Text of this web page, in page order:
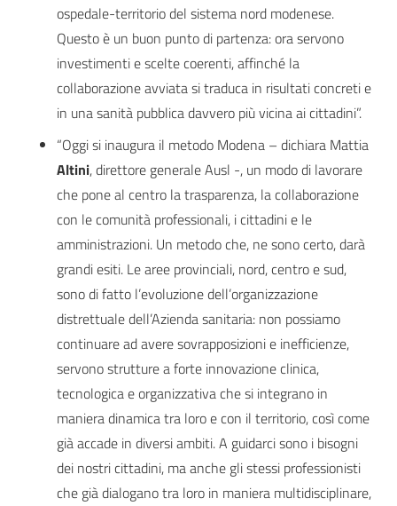
ospedale-territorio del sistema nord modenese.
Questo è un buon punto di partenza: ora servono
investimenti e scelte coerenti, affinché la
collaborazione avviata si traduca in risultati concreti e
in una sanità pubblica davvero più vicina ai cittadini”.
“Oggi si inaugura il metodo Modena – dichiara Mattia
Altini, direttore generale Ausl -, un modo di lavorare
che pone al centro la trasparenza, la collaborazione
con le comunità professionali, i cittadini e le
amministrazioni. Un metodo che, ne sono certo, darà
grandi esiti. Le aree provinciali, nord, centro e sud,
sono di fatto l’evoluzione dell’organizzazione
distrettuale dell’Azienda sanitaria: non possiamo
continuare ad avere sovrapposizioni e inefficienze,
servono strutture a forte innovazione clinica,
tecnologica e organizzativa che si integrano in
maniera dinamica tra loro e con il territorio, così come
già accade in diversi ambiti. A guidarci sono i bisogni
dei nostri cittadini, ma anche gli stessi professionisti
che già dialogano tra loro in maniera multidisciplinare,